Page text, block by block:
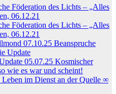
Föderation des Lichts – „Alles
06.12.21
Föderation des Lichts – „Alles
06.12.21
07.10.25 Beanspruche
Update
05.07.25 Kosmischer
wie es war und scheint!
Leben im Dienst an der Quelle ∞